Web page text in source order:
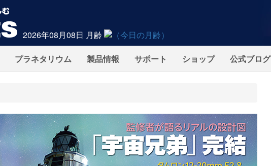
2026年08月08日 月齢
プラネタリウム 製品情報 サポート ショップ 公式ブログ